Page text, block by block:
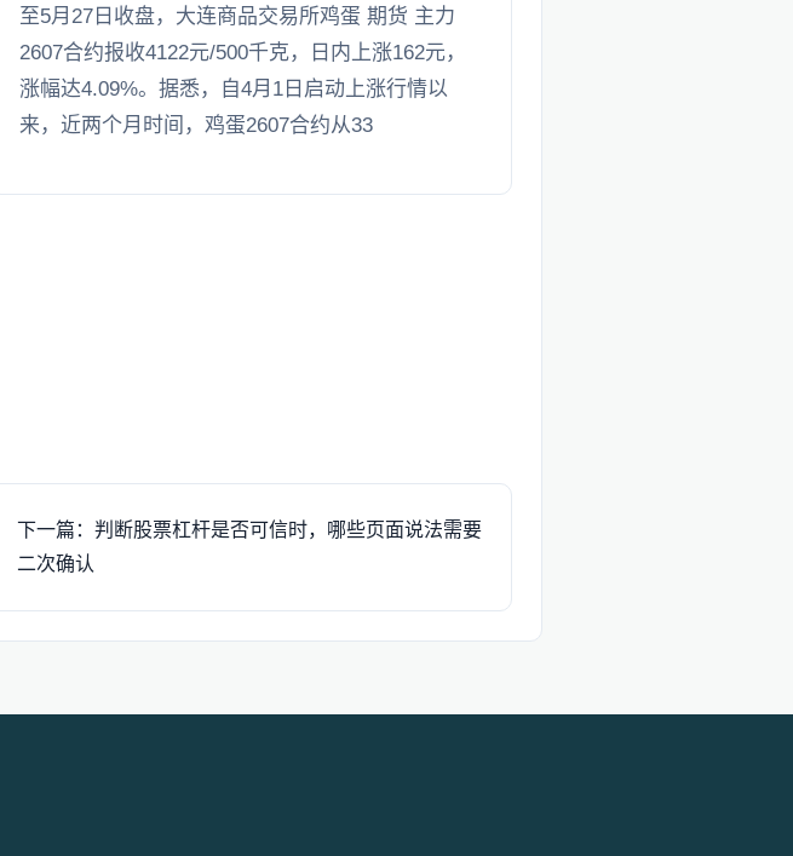
至5月27日收盘，大连商品交易所鸡蛋 期货 主力
2607合约报收4122元/500千克，日内上涨162元，
涨幅达4.09%。据悉，自4月1日启动上涨行情以
来，近两个月时间，鸡蛋2607合约从33
下一篇：判断股票杠杆是否可信时，哪些页面说法需要
二次确认